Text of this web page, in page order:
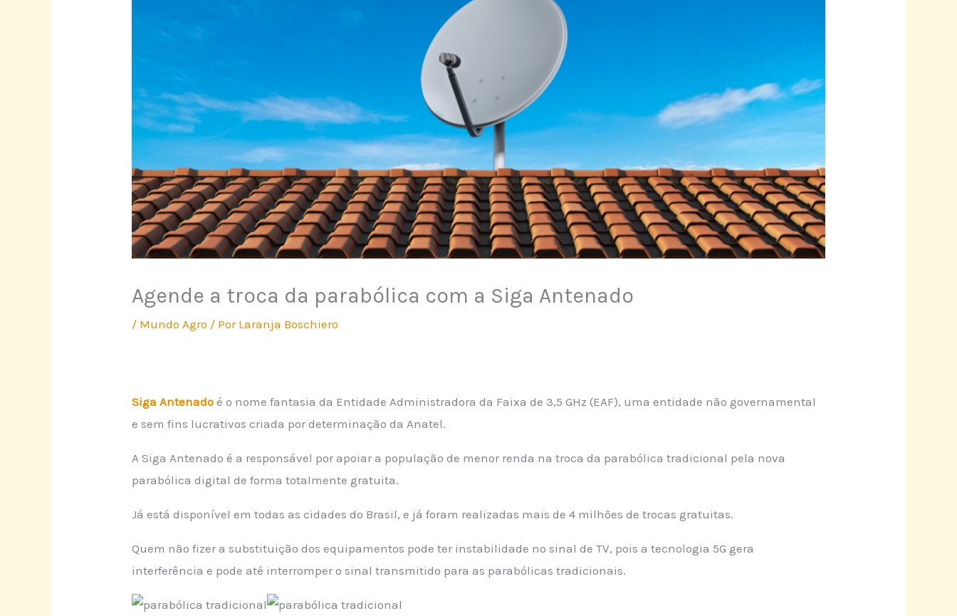
Agende a troca da parabólica com a Siga Antenado
/ Mundo Agro / Por Laranja Boschiero
Siga Antenado é o nome fantasia da Entidade Administradora da Faixa de 3,5 GHz (EAF), uma entidade não governamental
e sem fins lucrativos criada por determinação da Anatel.
A Siga Antenado é a responsável por apoiar a população de menor renda na troca da parabólica tradicional pela nova
parabólica digital de forma totalmente gratuita.
Já está disponível em todas as cidades do Brasil, e já foram realizadas mais de 4 milhões de trocas gratuitas.
Quem não fizer a substituição dos equipamentos pode ter instabilidade no sinal de TV, pois a tecnologia 5G gera
interferência e pode até interromper o sinal transmitido para as parabólicas tradicionais.